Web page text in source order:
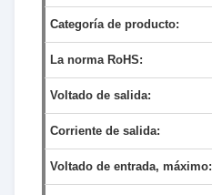
Categoría de producto:
La norma RoHS:
Voltado de salida:
Corriente de salida:
Voltado de entrada, máximo: